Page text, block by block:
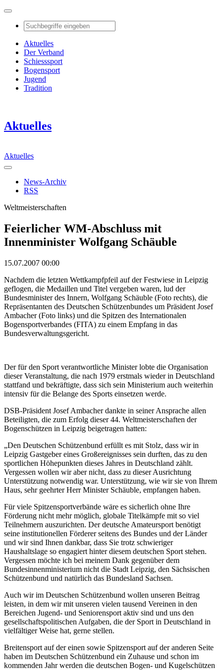
Aktuelles
Der Verband
Schiesssport
Bogensport
Jugend
Tradition
Aktuelles
Aktuelles
News-Archiv
RSS
Weltmeisterschaften
Feierlicher WM-Abschluss mit
Innenminister Wolfgang Schäuble
15.07.2007 00:00
Nachdem die letzten Wettkampfpfeil auf der Festwiese in Leipzig
geflogen, die Medaillen und Titel vergeben waren, lud der
Bundesminister des Innern, Wolfgang Schäuble (Foto rechts), die
Repräsentanten des Deutschen Schützenbundes um Präsident Josef
Ambacher (Foto links) und die Spitzen des Internationalen
Bogensportverbandes (FITA) zu einem Empfang in das
Bundesverwaltungsgericht.
Der für den Sport verantwortliche Minister lobte die Organisation
dieser Veranstaltung, die nach 1979 erstmals wieder in Deutschland
stattfand und bekräftigte, dass sich sein Ministerium auch weiterhin
intensiv für die Belange des Sports einsetzen werde.
DSB-Präsident Josef Ambacher dankte in seiner Ansprache allen
Beteiligten, die zum Erfolg dieser 44. Weltmeisterschaften der
Bogenschützen in Leipzig beigetragen hatten:
„Den Deutschen Schützenbund erfüllt es mit Stolz, dass wir in
Leipzig Gastgeber eines Großereignisses sein durften, das zu den
sportlichen Höhepunkten dieses Jahres in Deutschland zählt.
Vergessen wollen wir aber nicht, dass zu dieser Ausrichtung
Unterstützung notwendig war. Unterstützung, wie wir sie von Ihrem
Haus, sehr geehrter Herr Minister Schäuble, empfangen haben.
Für viele Spitzensportverbände wäre es sicherlich ohne Ihre
Förderung nicht mehr möglich, globale Titelkämpfe mit so viel
Teilnehmern auszurichten. Der deutsche Amateursport benötigt
seine institutionellen Förderer seitens des Bundes und der Länder
und wir sind Ihnen dankbar, dass Sie trotz schwieriger
Haushaltslage so engagiert hinter diesem deutschen Sport stehen.
Vergessen möchte ich bei meinem Dank gegenüber dem
Bundesinnenministerium nicht die Stadt Leipzig, den Sächsischen
Schützenbund und natürlich das Bundesland Sachsen.
Auch wir im Deutschen Schützenbund wollen unseren Beitrag
leisten, in dem wir mit unseren vielen tausend Vereinen in den
Bereichen Jugend- und Seniorensport aktiv sind und uns den
gesellschaftspolitischen Aufgaben, die der Sport in Deutschland in
vielfältiger Weise hat, gerne stellen.
Breitensport auf der einen sowie Spitzensport auf der anderen Seite
haben im Deutschen Schützenbund ein Zuhause und schon im
kommenden Jahr werden die deutschen Bogen- und Kugelschützen